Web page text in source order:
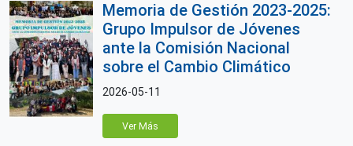
Memoria de Gestión 2023-2025:
Grupo Impulsor de Jóvenes
ante la Comisión Nacional
sobre el Cambio Climático
2026-05-11
Ver Más